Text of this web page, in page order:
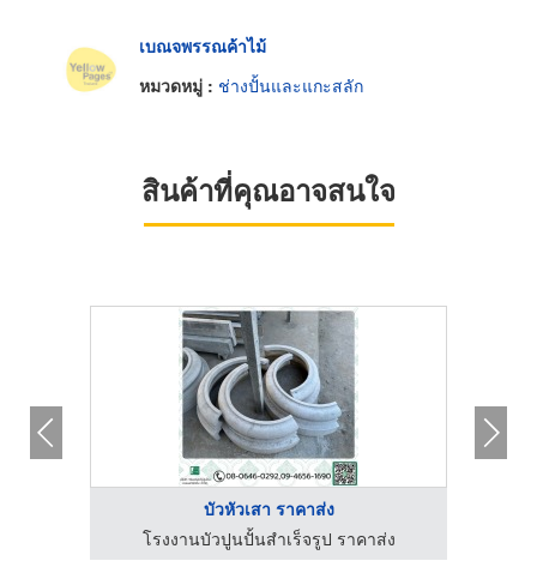
เบณจพรรณค้าไม้
หมวดหมู่ : ช่างปั้นและแกะสลัก
สินค้าที่คุณอาจสนใจ
บัวหัวเสา ราคาส่ง
โรงงานบัวปูนปั้นสำเร็จรูป ราคาส่ง